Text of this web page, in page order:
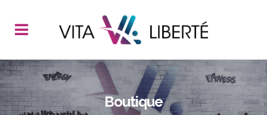
Boutique